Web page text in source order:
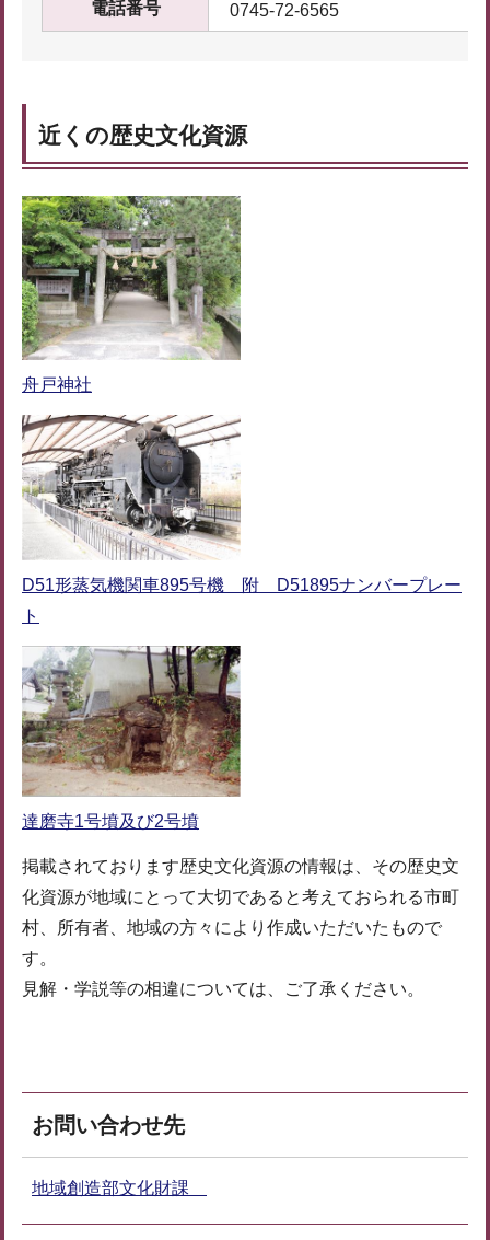
電話番号 0745-72-6565
近くの歴史文化資源
舟戸神社
D51形蒸気機関車895号機 附 D51895ナンバープレー
ト
達磨寺1号墳及び2号墳
掲載されております歴史文化資源の情報は、その歴史文
化資源が地域にとって大切であると考えておられる市町
村、所有者、地域の方々により作成いただいたもので
す。
見解・学説等の相違については、ご了承ください。
お問い合わせ先
地域創造部文化財課